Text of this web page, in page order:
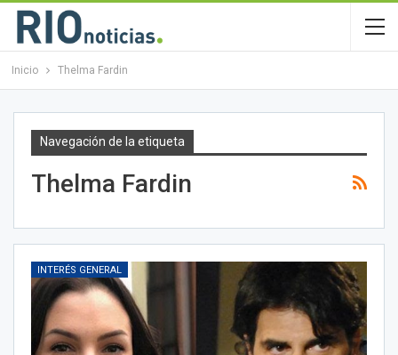
Inicio Thelma Fardin
Navegación de la etiqueta
Thelma Fardin
INTERÉS GENERAL